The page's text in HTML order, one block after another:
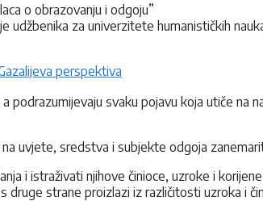
o obrazovanju i odgoju”
udžbenika za univerzitete humanističkih
perspektiva
podrazumijevaju svaku pojavu koja utiče na
uvjete, sredstva i subjekte odgoja
i istraživati njihove činioce, uzroke i
strane proizlazi iz različitosti uzroka i